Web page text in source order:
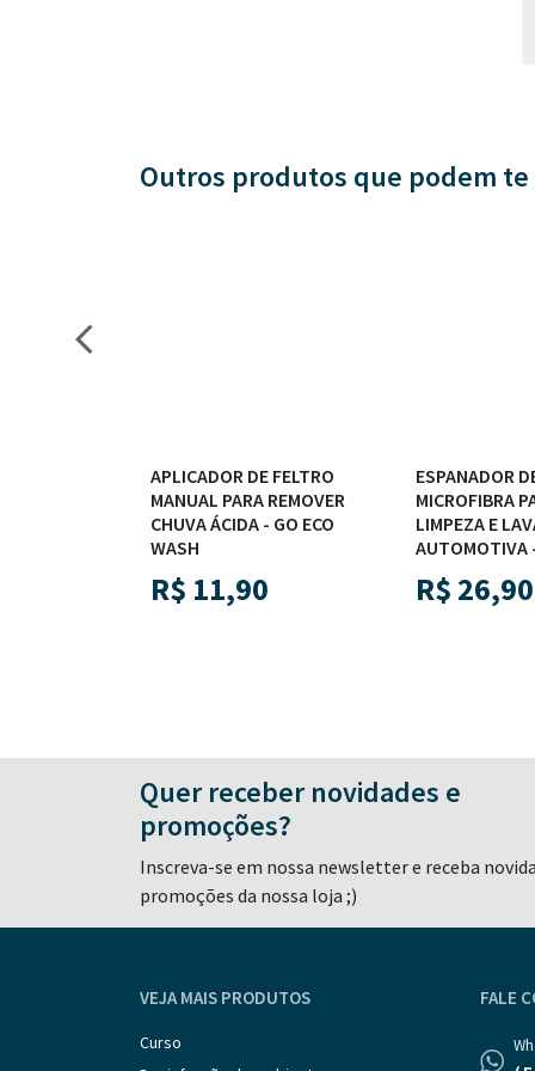
Outros produtos que podem
APLICADOR DE FELTRO
MANUAL PARA REMOVER
CHUVA ÁCIDA - GO ECO
WASH
R$ 11,90
ESPANADOR
MICROFIBRA
LIMPEZA E
AUTOMOTIVA
R$ 26,90
Quer receber novidades e
promoções?
Inscreva-se em nossa newsletter e receba
promoções da nossa loja ;)
VEJA MAIS PRODUTOS
Curso
FALE